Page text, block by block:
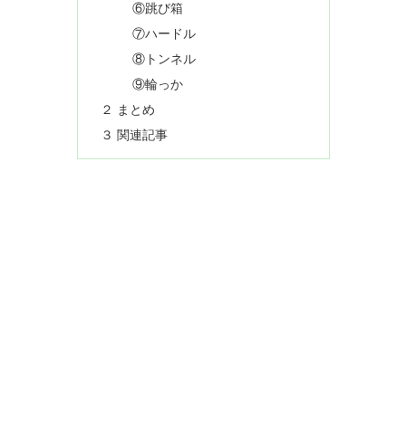
⑥跳び箱
⑦ハードル
⑧トンネル
⑨輪っか
２ まとめ
３ 関連記事